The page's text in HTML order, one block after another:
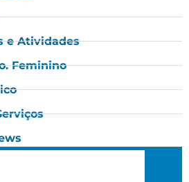
e Atividades
Feminino